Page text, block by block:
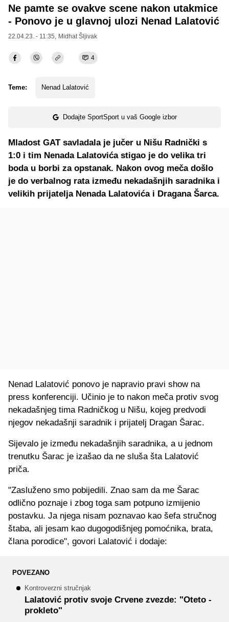
Ne pamte se ovakve scene nakon utakmice
- Ponovo je u glavnoj ulozi Nenad Lalatović
22.04.23. - 11:35, Midhat Šljivak
4
Teme: Nenad Lalatović
Dodajte SportSport u vaš Google izbor
Mladost GAT savladala je jučer u Nišu Radnički s
1:0 i tim Nenada Lalatovića stigao je do velika tri
boda u borbi za opstanak. Nakon ovog meča došlo
je do verbalnog rata između nekadašnjih saradnika i
velikih prijatelja Nenada Lalatovića i Dragana Šarca.
Nenad Lalatović ponovo je napravio pravi show na
press konferenciji. Učinio je to nakon meča protiv svog
nekadašnjeg tima Radničkog u Nišu, kojeg predvodi
njegov nekadašnji saradnik i prijatelj Dragan Šarac.
Sijevalo je između nekadašnjih saradnika, a u jednom
trenutku Šarac je izašao da ne sluša šta Lalatović
priča.
"Zasluženo smo pobijedili. Znao sam da me Šarac
odlično poznaje i zbog toga sam potpuno izmijenio
postavku. Ja njega nisam poznavao kao šefa stručnog
štaba, ali jesam kao dugogodišnjeg pomoćnika, brata,
člana porodice", govori Lalatović i dodaje:
POVEZANO
Kontroverzni stručnjak
Lalatović protiv svoje Crvene zvezde: "Oteto -
prokleto"